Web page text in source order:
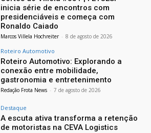
inicia série de encontros com
presidenciáveis e começa com
Ronaldo Caiado
Marcos Villela Hochreiter - 8 de agosto de 2026
Roteiro Automotivo
Roteiro Automotivo: Explorando a
conexão entre mobilidade,
gastronomia e entretenimento
Redação Frota News - 7 de agosto de 2026
Destaque
A escuta ativa transforma a retenção
de motoristas na CEVA Logistics